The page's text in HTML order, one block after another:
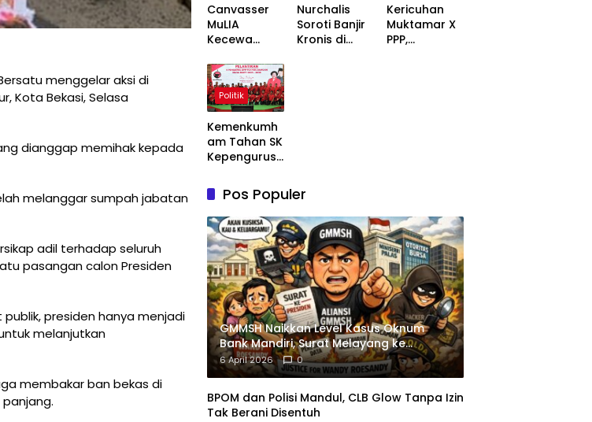
menggelar aksi di
Kota Bekasi, Selasa
dianggap memihak kepada
melanggar sumpah jabatan
adil terhadap seluruh
pasangan calon Presiden
presiden hanya menjadi
melanjutkan
membakar ban bekas di
Canvasser
MuLIA
Kecewa
Respons
Appi Soal
RT/RW Dinilai
Menyinggung
Nurchalis
Soroti Banjir
Kronis di
Kericuhan
Muktamar X
PPP,
Politik
Kemenkumh
am Tahan SK
Kepengurusa
Tunggu
Kelengkapan
Administrasi
Pos Populer
GMMSH Naikkan Level Kasus Oknum
Bank Mandiri, Surat Melayang ke
Presiden
6 April 2026 0
BPOM dan Polisi Mandul, CLB Glow Tanpa Izin
Tak Berani Disentuh